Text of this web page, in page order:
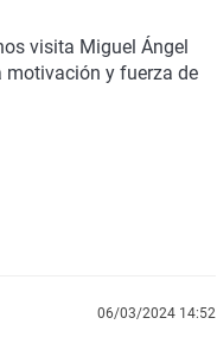
visita Miguel Ángel
motivación y fuerza de
06/03/2024 14:52